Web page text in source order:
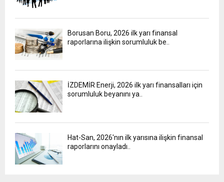
Borusan Boru, 2026 ilk yarı finansal
raporlarına ilişkin sorumluluk be..
İZDEMİR Enerji, 2026 ilk yarı finansalları için
sorumluluk beyanını ya..
Hat-San, 2026'nın ilk yarısına ilişkin finansal
raporlarını onayladı..